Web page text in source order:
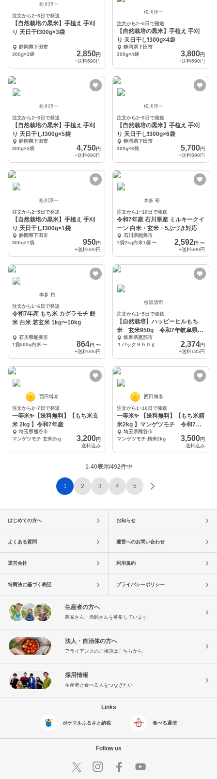
松川淳一
注文から2~5日で発送
【自然栽培の黒米】手植え 手刈
り 天日干❗️300g×3袋
静岡県下田市
300g×3袋
2,850円
+送料690円
松川淳一
注文から2~5日で発送
【自然栽培の黒米】手植え 手刈
り 天日干し❗️300g×4袋
静岡県下田市
300g×4袋
3,800円
+送料690円
松川淳一
注文から2~5日で発送
【自然栽培の黒米】手植え 手刈
り 天日干し❗️300g×5袋
静岡県下田市
300g×5袋
4,750円
+送料690円
松川淳一
注文から2~5日で発送
【自然栽培の黒米】手植え 手刈
り 天日干し❗️300g×6袋
静岡県下田市
300g×6袋
5,700円
+送料690円
松川淳一
注文から2~5日で発送
【自然栽培の黒米】手植え 手刈
り 天日干し❗️300g×1袋
静岡県下田市
300g×1袋
950円
+送料690円
本多 裕
注文から1~10日で発送
令和7年産 石川県産 ミルキークイ
ーン 白米・玄米・5ぶづき対応
石川県能美市
1袋2kg白米1個 〜 2,592円 〜
+送料690円
本多 裕
注文から1~6日で発送
令和7年産 もち米 カグラモチ 餅
米 白米 若玄米 1kg〜10kg
石川県能美市
1袋500g白米〜 864円 〜
+送料690円
板坂清司
注文から1~5日で発送
【自然栽培】ハッピーヒルもち
米 玄米950g 令和7年岐阜県
産 クリックポスト発
岐阜県恵那市
１パック９５０ｇ
2,374円
+送料185円
西田博泰
注文から2~7日で発送
一等米✨【送料無料】【もち米玄
米 2kg 】令和7年産
埼玉県熊谷市
マンゲツモチ 玄米2kg
3,200円
送料込み
西田博泰
注文から1~10日で発送
一等米✨ 【送料無料】【もち米精
米2kg 】マンゲツモチ 令和7年
産 埼玉県熊谷市
マンゲツモチ 精米2kg
3,500円
送料込み
1-40表示/492件中
1 2 3 4 5
はじめての方へ お知らせ
よくある質問 運営へのお問い合わせ
運営会社 利用規約
特商法に基づく表記 プライバシーポリシー
生産者の方へ
農家さん・漁師さんを募集しています!
法人・自治体の方へ
アライアンスのご相談はこちらから
採用情報
生産者と食べる人をつなぎたい
Links
ポケマルふるさと納税 食べる通信
Follow us